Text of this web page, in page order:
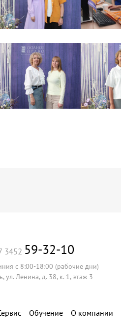
3452 59-32-10
с 8:00-18:00 (рабочие дни)
ул. Ленина, д. 38, к. 1, этаж 3
Обучение О компании